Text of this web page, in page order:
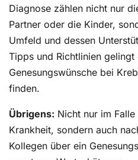
Diagnose zählen nicht nur
Partner oder die Kinder,
Umfeld und dessen
Tipps und Richtlinien
Genesungswünsche bei
finden.
Übrigens: Nicht nur im
Krankheit, sondern auch
Kollegen über ein